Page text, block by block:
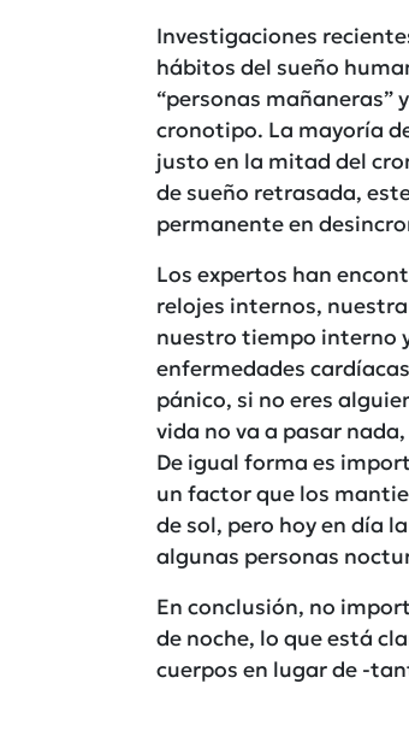
Investigaciones
hábitos del sueño
“personas mañaneras”
cronotipo. La mayoría
justo en la mitad del
de sueño retrasada,
permanente en
Los expertos han
relojes internos,
nuestro tiempo interno
enfermedades
pánico, si no eres
vida no va a pasar
De igual forma es
un factor que los
de sol, pero hoy en día
algunas personas
En conclusión, no
de noche, lo que está
cuerpos en lugar de -